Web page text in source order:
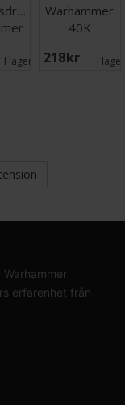
I lager: 10
Warhammer
40K
Folio
218 SEK I
erfarenhet från